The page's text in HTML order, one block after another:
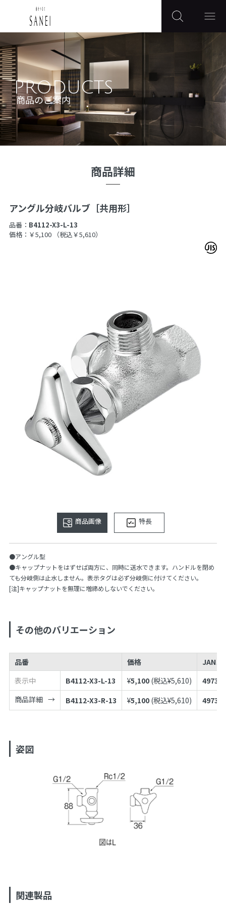
PRODUCTS
商品のご案内
商品詳細
アングル分岐バルブ［共用形］
品番： B4112-X3-L-13
価格：￥5,100
（税込￥5,610）
商品画像 特長
●アングル型
●キャップナットをはずせば両方に、同時に送水できます。ハンドルを閉め
ても分岐側は止水しません。表示タグは必ず分岐側に付けてください。
[注]キャップナットを無理に増締めしないでください。
その他のバリエーション
品番 価格
JANコ
表示中
B4112-X3-L-13 ¥5,100 (税込¥5,610)
商品詳細
B4112-X3-R-13 ¥5,100 (税込¥5,610)
姿図
関連製品